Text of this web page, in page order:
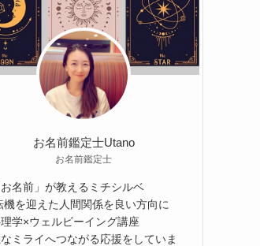
お名前鑑定士Utano
お名前鑑定士
お名前」が教えるミチシルベ
機を迎えた人間関係を良い方向に
理学×ウェルビーイング講座
ミライへつながる応援をしていま